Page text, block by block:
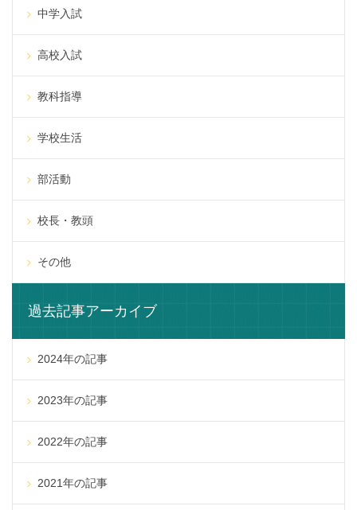
中学入試
高校入試
教科指導
学校生活
部活動
校長・教頭
その他
過去記事アーカイブ
2024年の記事
2023年の記事
2022年の記事
2021年の記事